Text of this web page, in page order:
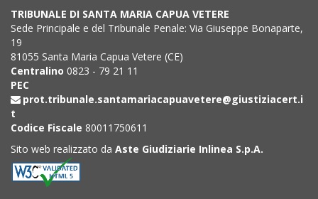
TRIBUNALE DI SANTA MARIA CAPUA VETERE
Sede Principale e del Tribunale Penale: Via Giuseppe Bonaparte,
19
81055 Santa Maria Capua Vetere (CE)
Centralino 0823 - 79 21 11
PEC
prot.tribunale.santamariacapuavetere@giustiziacert.i
t
Codice Fiscale 80011750611
Sito web realizzato da Aste Giudiziarie Inlinea S.p.A.